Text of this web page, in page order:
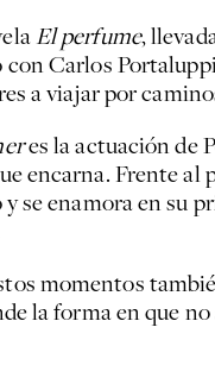
El perfume,
Carlos
a viajar por
es la actuación de
encarna. Frente
se enamora en
momentos
la forma en que